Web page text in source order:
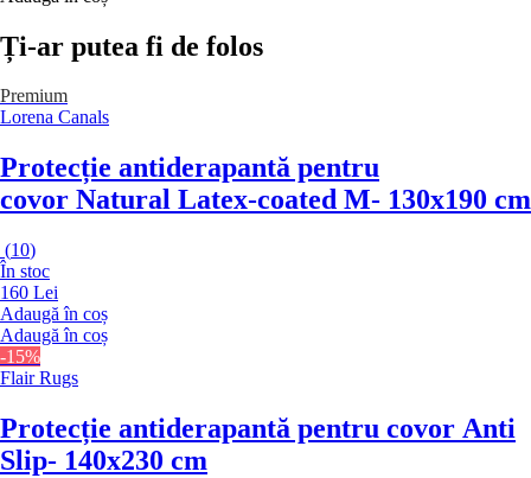
Ți-ar putea fi de folos
Premium
Lorena Canals
Protecție antiderapantă pentru
covor Natural Latex-coated M- 130x190 cm
(10)
În stoc
160 Lei
Adaugă în coș
Adaugă în coș
-15%
Flair Rugs
Protecție antiderapantă pentru covor Anti
Slip- 140x230 cm